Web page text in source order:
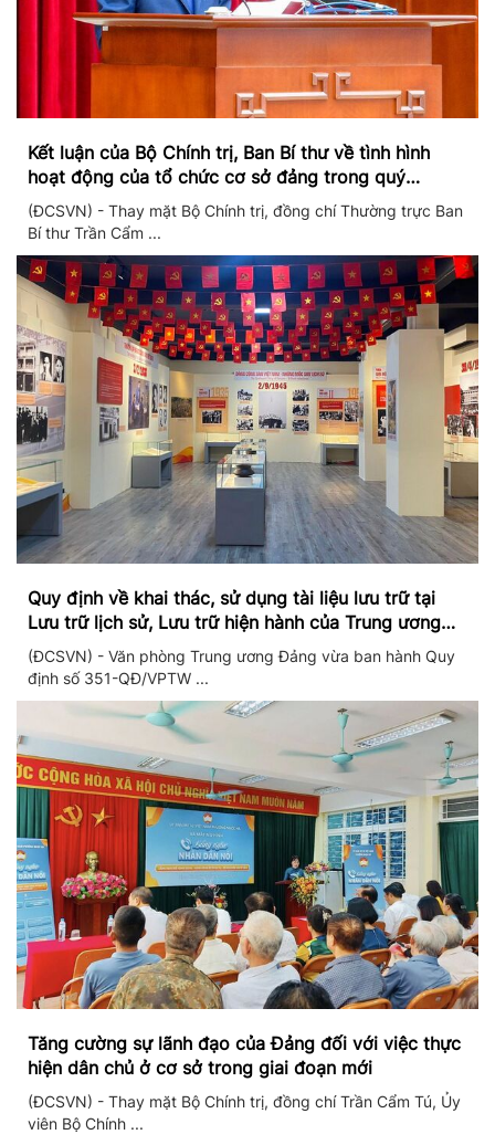
Kết luận của Bộ Chính trị, Ban Bí thư về tình hình
hoạt động của tổ chức cơ sở đảng trong quý
II/2026
(ĐCSVN) - Thay mặt Bộ Chính trị, đồng chí Thường trực Ban
Bí thư Trần Cẩm ...
Quy định về khai thác, sử dụng tài liệu lưu trữ tại
Lưu trữ lịch sử, Lưu trữ hiện hành của Trung ương
Đảng và Văn phòng Trung ương Đảng
(ĐCSVN) - Văn phòng Trung ương Đảng vừa ban hành Quy
định số 351-QĐ/VPTW ...
Tăng cường sự lãnh đạo của Đảng đối với việc thực
hiện dân chủ ở cơ sở trong giai đoạn mới
(ĐCSVN) - Thay mặt Bộ Chính trị, đồng chí Trần Cẩm Tú, Ủy
viên Bộ Chính ...